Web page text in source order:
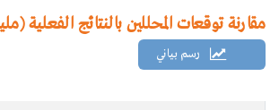
مقارنة توقعات المحللين بالنتائج الفعلية
رسم بياني